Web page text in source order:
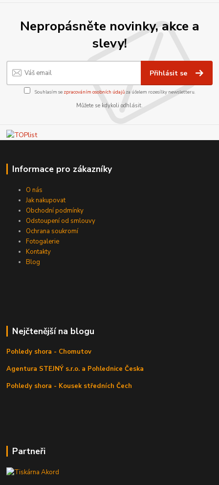
Nepropásněte novinky, akce a
slevy!
Přihlásit se
Souhlasím se zpracováním osobních údajůza účelem rozesílky newsletteru.
Můžete se kdykoli odhlásit.
Informace pro zákazníky
O nás
Jak nakupovat
Obchodní podmínky
Odstoupení od smlouvy
Ochrana soukromí
Fotogalerie
Kontakty
Blog
Nejčtenější na blogu
Pohledy shora - Chomutov
Agentura STEJNÝ s.r.o. a Pohlednice Česka
Pohledy shora - Kousek středních Čech
Partneři